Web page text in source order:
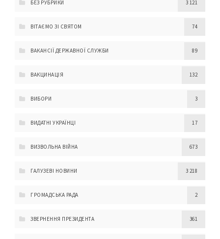
БЕЗ РУБРИКИ 3 121
ВІТАЄМО ЗІ СВЯТОМ 74
ВАКАНСІЇ ДЕРЖАВНОЇ СЛУЖБИ 89
ВАКЦИНАЦІЯ 132
ВИБОРИ 3
ВИДАТНІ УКРАЇНЦІ 17
ВИЗВОЛЬНА ВІЙНА 673
ГАЛУЗЕВІ НОВИНИ 3 218
ГРОМАДСЬКА РАДА 2
ЗВЕРНЕННЯ ПРЕЗИДЕНТА 361